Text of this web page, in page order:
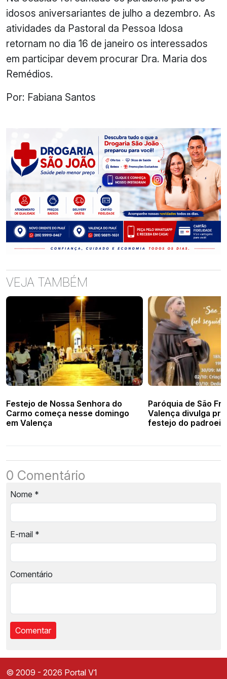
idosos aniversariantes de julho a dezembro. As
atividades da Pastoral da Pessoa Idosa
retornam no dia 16 de janeiro os interessados
em participar devem procurar Dra. Maria dos
Remédios.
Por: Fabiana Santos
VEJA TAMBÉM
Festejo de Nossa Senhora do
Carmo começa nesse domingo
em Valença
Paróquia de São
Valença divulga
festejo do
0 Comentário
Nome *
E-mail *
Comentário
© 2009 - 2026 Portal V1